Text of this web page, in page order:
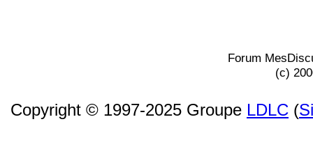
Forum
(c)
Copyright © 1997-2025 Groupe LDLC (